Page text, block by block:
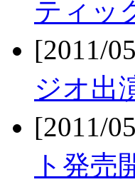
ティッ
[2011/
ジオ出
[2011/
ト発売